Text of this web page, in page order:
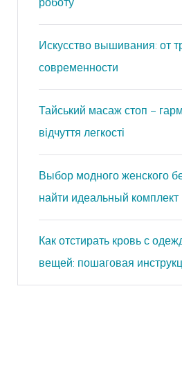
Искусство вышивания: от
современности
Тайський масаж стоп –
відчуття легкості
Выбор модного женского
найти идеальный комплект
Как отстирать кровь с
вещей: пошаговая